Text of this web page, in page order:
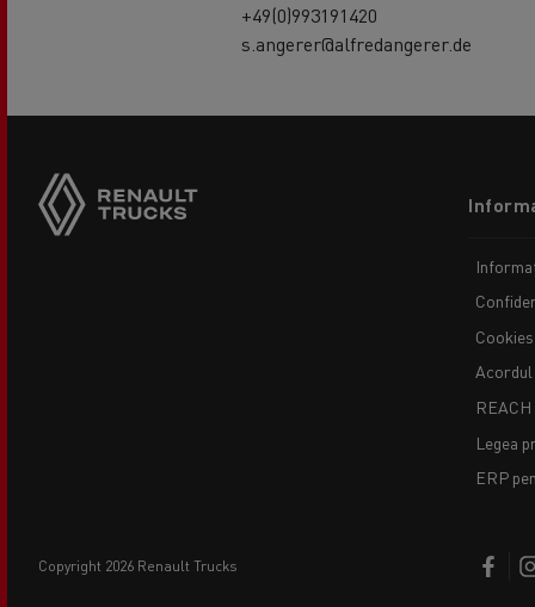
+49(0)993191420
s.angerer@alfredangerer.de
copyright 2026 Renault Trucks
menu
Cookies
Acordul
REACH
Legea
ERP